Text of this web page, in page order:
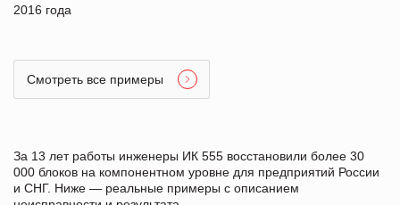
2016 года
Смотреть все примеры
За 13 лет работы инженеры ИК 555 восстановили более 30
000 блоков на компонентном уровне для предприятий России
и СНГ. Ниже — реальные примеры с описанием